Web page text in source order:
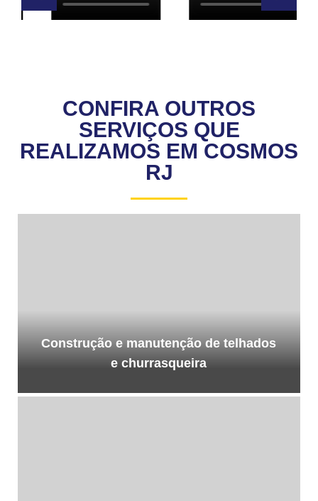
CONFIRA OUTROS
SERVIÇOS QUE
REALIZAMOS EM COSMOS
RJ
Construção e manutenção de telhados
e churrasqueira